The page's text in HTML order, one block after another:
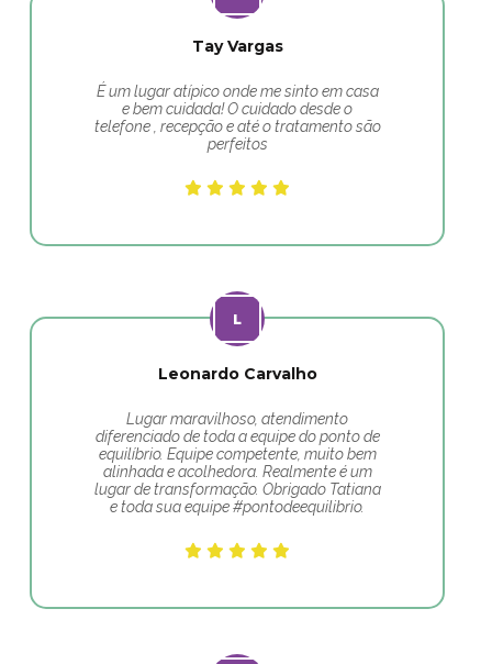
Tay Vargas
É um lugar atípico onde me sinto em casa
e bem cuidada! O cuidado desde o
telefone , recepção e até o tratamento são
perfeitos
Leonardo Carvalho
Lugar maravilhoso, atendimento
diferenciado de toda a equipe do ponto de
equilíbrio. Equipe competente, muito bem
alinhada e acolhedora. Realmente é um
lugar de transformação. Obrigado Tatiana
e toda sua equipe #pontodeequilibrio.